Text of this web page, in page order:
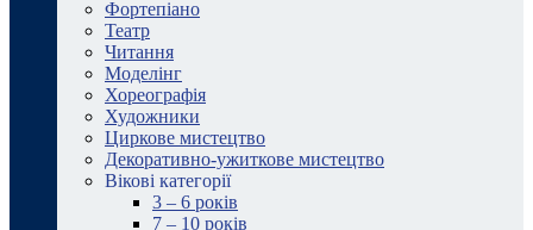
Фортепіано
Театр
Читання
Моделінг
Хореографія
Художники
Циркове мистецтво
Декоративно-ужиткове мистецтво
Вікові категорії
3 – 6 років
7 – 10 років